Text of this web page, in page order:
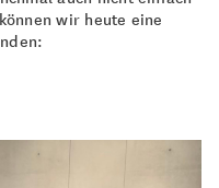
wir heute eine